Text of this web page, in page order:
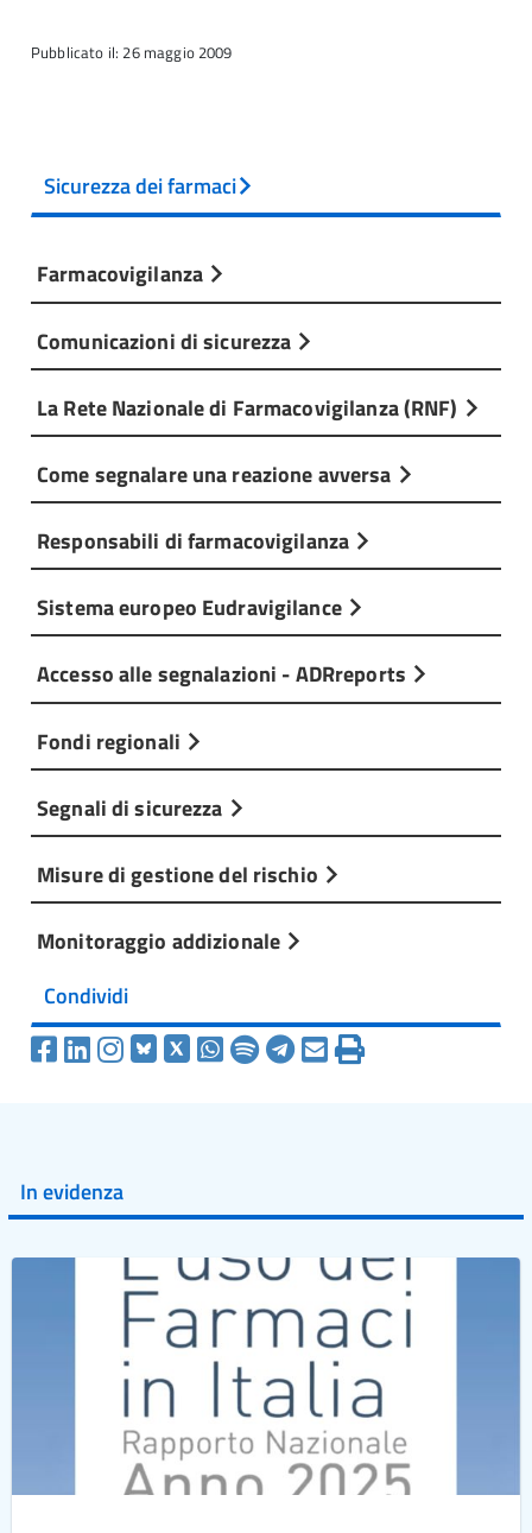
Pubblicato il: 26 maggio 2009
Sicurezza dei farmaci
Farmacovigilanza
Comunicazioni di sicurezza
La Rete Nazionale di Farmacovigilanza (RNF)
Come segnalare una reazione avversa
Responsabili di farmacovigilanza
Sistema europeo Eudravigilance
Accesso alle segnalazioni - ADRreports
Fondi regionali
Segnali di sicurezza
Misure di gestione del rischio
Monitoraggio addizionale
Condividi
In evidenza